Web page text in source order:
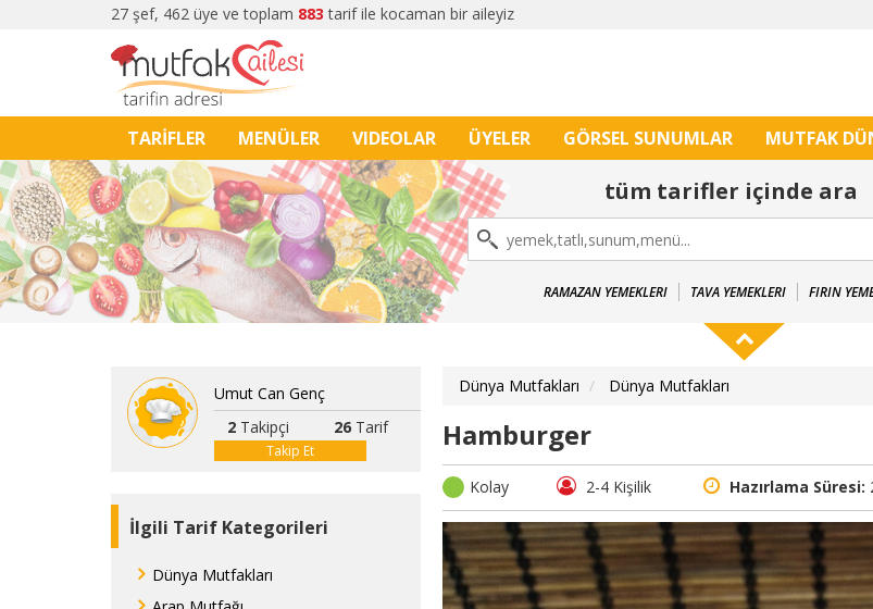
27 şef, 462 üye ve toplam 883 tarif ile kocaman bir aileyiz
TARİFLER MENÜLER VIDEOLAR ÜYELER GÖRSEL SUNUMLAR MUTFAK
tüm tarifler içinde ara
RAMAZAN YEMEKLERI TAVA YEMEKLERI FIRIN
Umut Can Genç
2Takipçi 26 Tarif
Takip Et
İlgili Tarif Kategorileri
Dünya Mutfakları
Dünya Mutfakları Dünya Mutfakları
Hamburger
Kolay 2-4 Kişilik Hazırlama Süresi: